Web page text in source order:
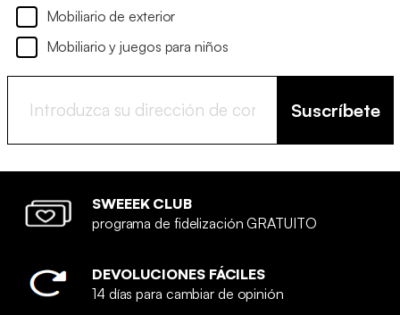
Mobiliario de exterior
Mobiliario y juegos para niños
Suscríbete
SWEEEK CLUB
programa de fidelización GRATUITO
DEVOLUCIONES FÁCILES
14 días para cambiar de opinión